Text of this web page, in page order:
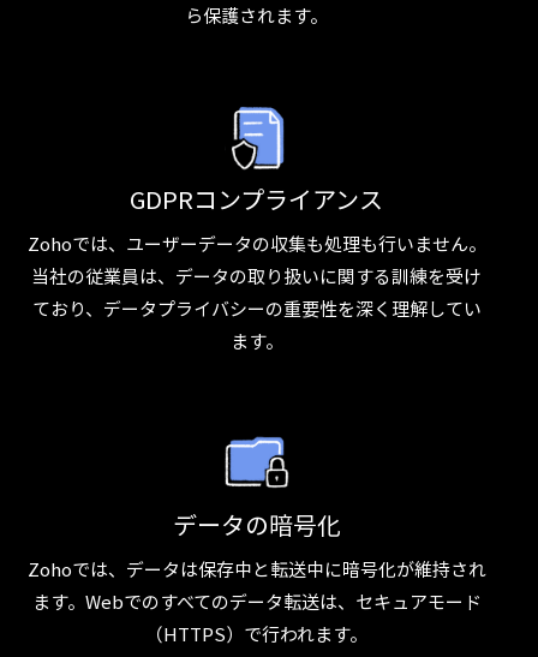
ら保護されます。
GDPRコンプライアンス
Zohoでは、ユーザーデータの収集も処理も行いません。
当社の従業員は、データの取り扱いに関する訓練を受け
ており、データプライバシーの重要性を深く理解してい
ます。
データの暗号化
Zohoでは、データは保存中と転送中に暗号化が維持され
ます。Webでのすべてのデータ転送は、セキュアモード
（HTTPS）で行われます。